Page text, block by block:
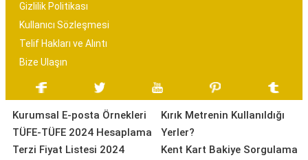
Gizlilik Politikası
Kullanıcı Sözleşmesi
Telif Hakları ve Alıntı
Bize Ulaşın
Kurumsal E-posta Örnekleri
TÜFE-TÜFE 2024 Hesaplama
Terzi Fiyat Listesi 2024
Kırık Metrenin Kullanıldığı
Yerler?
Kent Kart Bakiye Sorgulama